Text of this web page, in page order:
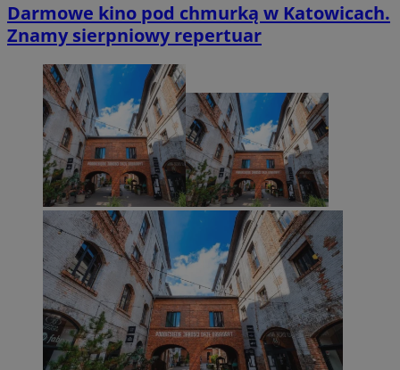
Darmowe kino pod chmurką w Katowicach.
Znamy sierpniowy repertuar